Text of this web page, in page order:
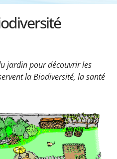
jardin pour découvrir les
la Biodiversité, la santé